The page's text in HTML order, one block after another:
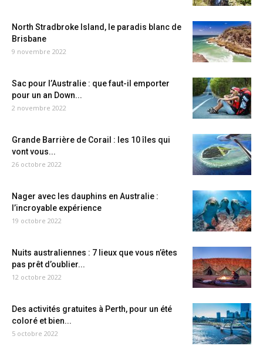
North Stradbroke Island, le paradis blanc de
Brisbane
9 novembre 2022
Sac pour l’Australie : que faut-il emporter
pour un an Down...
2 novembre 2022
Grande Barrière de Corail : les 10 îles qui
vont vous...
26 octobre 2022
Nager avec les dauphins en Australie :
l’incroyable expérience
19 octobre 2022
Nuits australiennes : 7 lieux que vous n’êtes
pas prêt d’oublier...
12 octobre 2022
Des activités gratuites à Perth, pour un été
coloré et bien...
5 octobre 2022